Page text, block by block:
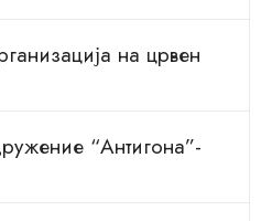
на црвен
“Антигона”-